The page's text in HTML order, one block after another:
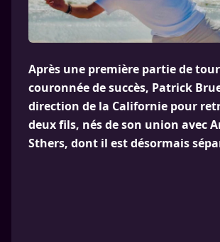
Après une première partie de
couronnée de succès, Patrick
direction de la Californie pour
deux fils, nés de son union avec
Sthers, dont il est désormais